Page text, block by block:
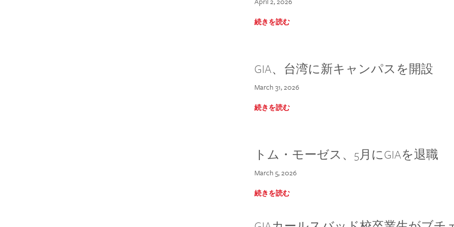
続きを読む
GIA、台湾に新キャンパスを開設
March 31, 2026
続きを読む
トム・モーゼス、5月にGIAを退職
March 5, 2026
続きを読む